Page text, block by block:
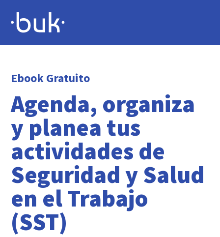
Ebook Gratuito
Agenda, organiza
y planea tus
actividades de
Seguridad y Salud
en el Trabajo
(SST)